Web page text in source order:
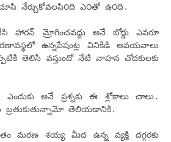
చూసి నేర్చుకోవ‌ల‌సి౦ది ఎ౦తో ఉ౦ది.
మ్రోగించవద్దు అనే బోర్డు ఎవరూ
ఉన్నపేషంట్ల వినికిడి అవయవాలు
తెలిసి వస్తుందో నేటి వాహన చోదకులకు
అనే ప్రశ్నకు ఈ శ్లోకాలు చాలు.
బ్రతుకుతున్నామో తెలియడానికి.
మరణ శయ్య మీద ఉన్న‌ వ్యక్తి దగ్గరకు